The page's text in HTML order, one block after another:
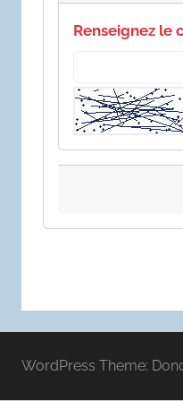
Renseignez le
WordPress Theme: